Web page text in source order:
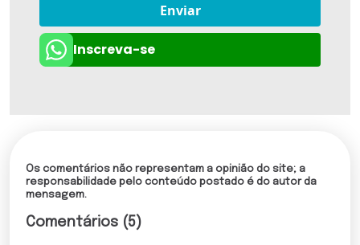
Enviar
Inscreva-se
Os comentários não representam a opinião do site; a
responsabilidade pelo conteúdo postado é do autor da
mensagem.
Comentários (5)